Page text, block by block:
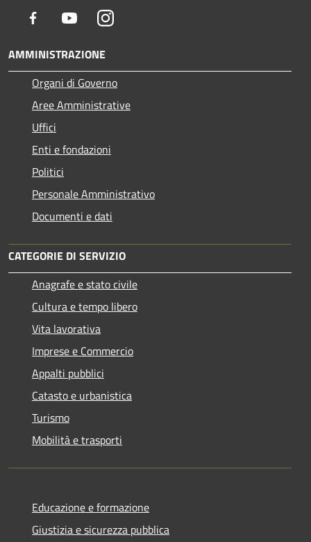
Facebook YoutubeInstagram
AMMINISTRAZIONE
Organi di Governo
Aree Amministrative
Uffici
Enti e fondazioni
Politici
Personale Amministrativo
Documenti e dati
CATEGORIE DI SERVIZIO
Anagrafe e stato civile
Cultura e tempo libero
Vita lavorativa
Imprese e Commercio
Appalti pubblici
Catasto e urbanistica
Turismo
Mobilità e trasporti
Educazione e formazione
Giustizia e sicurezza pubblica